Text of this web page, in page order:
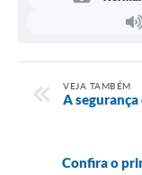
Festival Gastronômico
Emprega Barbacena
Plano Municipal de
Carta de Serviços
VEJA TAMBÉM
A segurança
Confira o